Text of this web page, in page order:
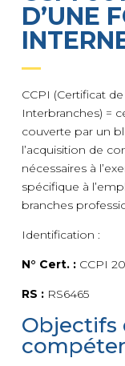
D’UNE
CCPI (Certificat
Interbranches) =
couverte par un
l’acquisition de
nécessaires à
spécifique à
branches
Identification :
N° Cert. : CCPI
RS : RS6465
Objectifs